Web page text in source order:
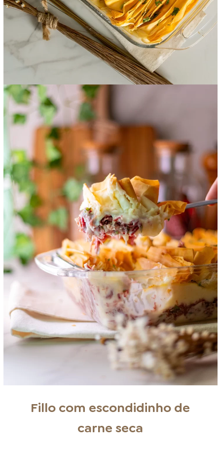
Fillo com escondidinho de
carne seca